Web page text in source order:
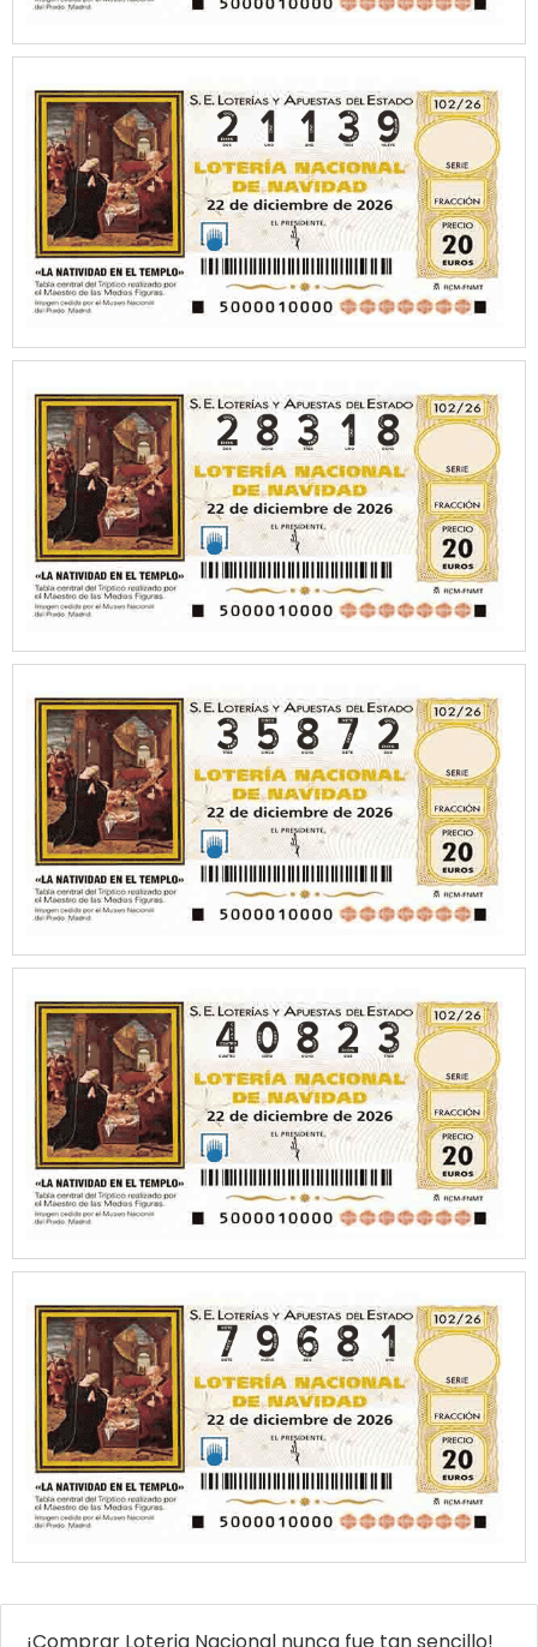
¡Comprar Loteria Nacional nunca fue tan sencillo!